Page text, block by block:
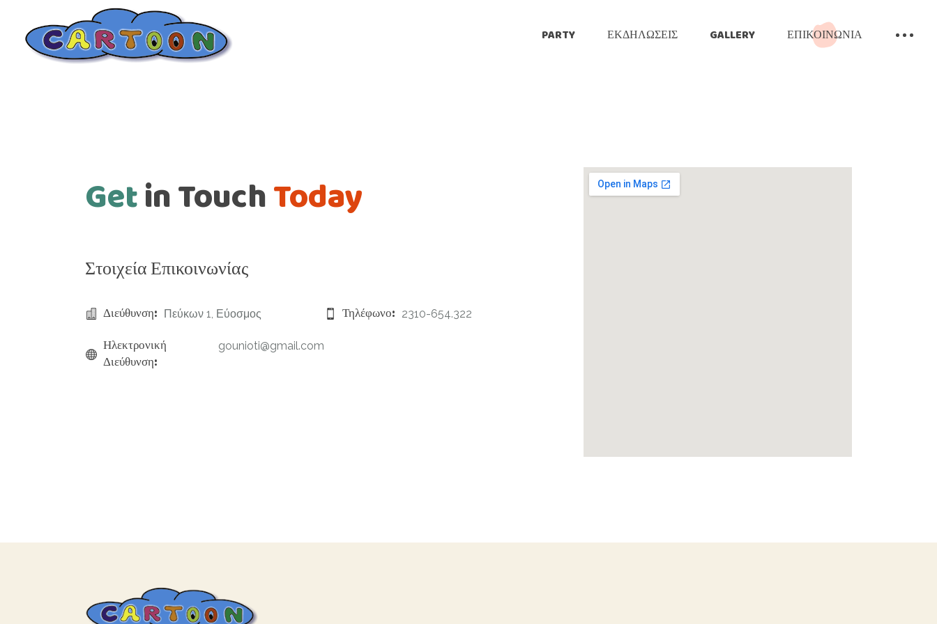
PARTY ΕΚΔΗΛΏΣΕΙΣ GALLERY ΕΠΙΚΟΙΝΩΝΊΑ
GetinTouchToday
Στοιχεία Επικοινωνίας
Διεύθυνση: Πεύκων 1, Εύοσμος
Ηλεκτρονική
Διεύθυνση:
gounioti@gmail.com
Τηλέφωνο: 2310-654.322